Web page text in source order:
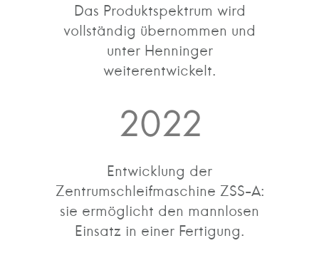
Das Produktspektrum wird
vollständig übernommen und
unter Henninger
weiterentwickelt.
2022
Entwicklung der
Zentrumschleifmaschine ZSS-A:
sie ermöglicht den mannlosen
Einsatz in einer Fertigung.